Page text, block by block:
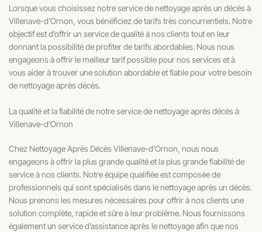
Lorsque vous choisissez notre service de nettoyage après un décès à
Villenave-d’Ornon, vous bénéficiez de tarifs très concurrentiels. Notre
objectif est d’offrir un service de qualité à nos clients tout en leur
donnant la possibilité de profiter de tarifs abordables. Nous nous
engageons à offrir le meilleur tarif possible pour nos services et à
vous aider à trouver une solution abordable et fiable pour votre besoin
de nettoyage après décès.
La qualité et la fiabilité de notre service de nettoyage après décès à
Villenave-d'Ornon
Chez Nettoyage Après Décès Villenave-d’Ornon, nous nous
engageons à offrir la plus grande qualité et la plus grande fiabilité de
service à nos clients. Notre équipe qualifiée est composée de
professionnels qui sont spécialisés dans le nettoyage après un décès.
Nous prenons les mesures nécessaires pour offrir à nos clients une
solution complète, rapide et sûre à leur problème. Nous fournissons
également un service d’assistance après le nettoyage afin que nos